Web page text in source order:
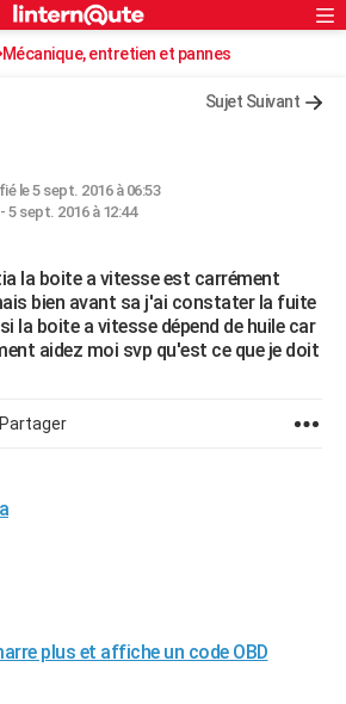
Rechercher
S'inscrire
Connexion
Mécanique, entretien et pannes
Sujet Suivant
le 5 sept. 2016 à 06:53
5 sept. 2016 à 12:44
la boite a vitesse est carrément
bien avant sa j'ai constater la fuite
la boite a vitesse dépend de huile car
aidez moi svp qu'est ce que je doit
Partager
plus et affiche un code OBD